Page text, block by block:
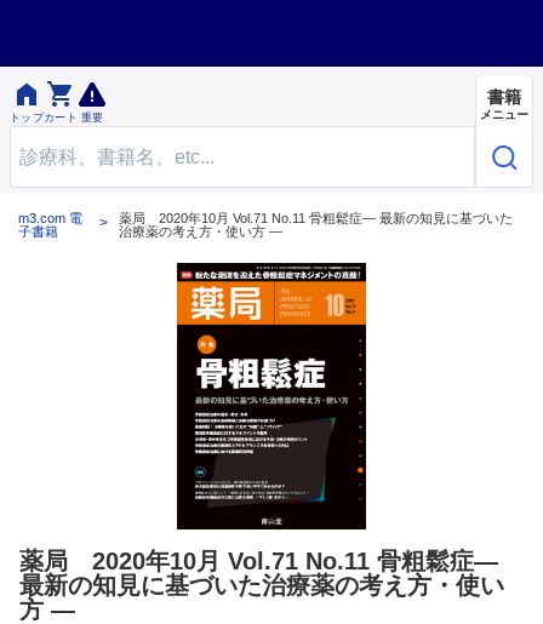

トップ

カート 重要
書籍
メニュー
m3.com 電
子書籍
薬局 2020年10月 Vol.71 No.11 骨粗鬆症― 最新の知見に基づいた
治療薬の考え方・使い方 ―
薬局 2020年10月 Vol.71 No.11 骨粗鬆症―
最新の知見に基づいた治療薬の考え方・使い
方 ―